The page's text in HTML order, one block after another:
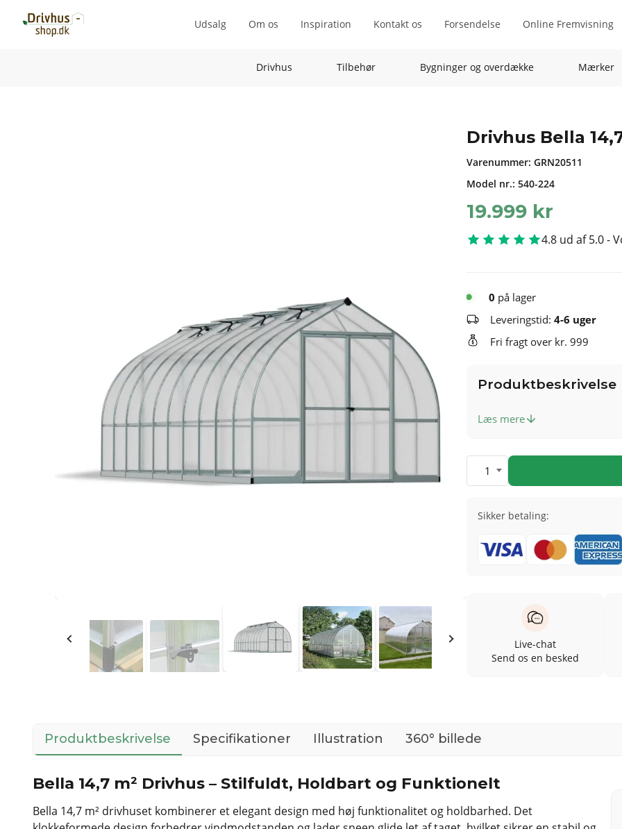
Udsalg Om os Inspiration Kontakt os Forsendelse Online Fremvisning
Drivhus Tilbehør Bygninger og overdække Mærker
Drivhus Bella
Varenummer: GRN20511
Model nr.: 540-224
19.999 kr
4.8 ud af 5.0 -
0 på lager
Leveringstid: 4-6 uger
Fri fragt over kr. 999
Produktbeskrivelse
Læs mere
1
Sikker betaling:
Live-chat
Send os en besked
Produktbeskrivelse Specifikationer Illustration 360° billede
Bella 14,7 m² Drivhus – Stilfuldt, Holdbart og Funktionelt
Bella 14,7 m² drivhuset kombinerer et elegant design med høj funktionalitet og holdbarhed. Det